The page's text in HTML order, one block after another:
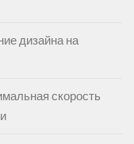
дизайна на
скорость